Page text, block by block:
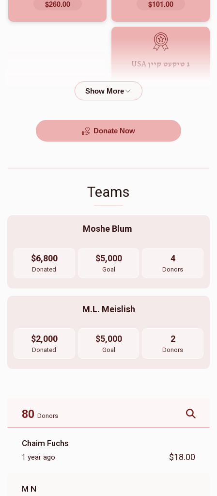
$101.00
$260.00
1 טיקעט קיין USA
Donate Now
Teams
Moshe Blum
$6,800
Donated
$5,000
Goal
4
Donors
M.L. Meislish
$2,000
Donated
$5,000
Goal
2
Donors
80 Donors
Chaim Fuchs
1 year ago $18.00
M N